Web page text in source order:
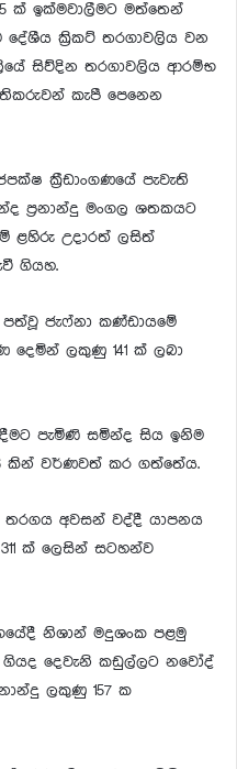
ක් ඉක්මවාලීමට මත්තෙන්
දේශීය ක්‍රිකට් තරගාවලිය වන
සිව්දින තරගාවලිය ආරම්භ
කැපී පෙනෙන
ක්‍රීඩාංගණයේ පැවැති
ප්‍රනාන්දු මංගල ශතකයට
ළහිරු උදාරත් ලසිත්
ගියහ.
ජැෆ්නා කණ්ඩායමේ
දෙමින් ලකුණු 141 ක් ලබා
පැමිණි සමින්ද සිය ඉනිම
කින් වර්ණවත් කර ගත්තේය.
තරගය අවසන් වද්දී යාපනය
ක් ලෙසින් සටහන්ව
නිශාන් මදුශංක පළමු
දෙවැනි කඩුල්ලට නවෝද්
ලකුණු 157 ක